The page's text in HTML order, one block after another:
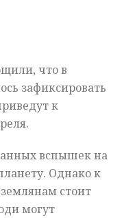
что в
зафиксировать
к
вспышек на
Однако к
стоит
могут